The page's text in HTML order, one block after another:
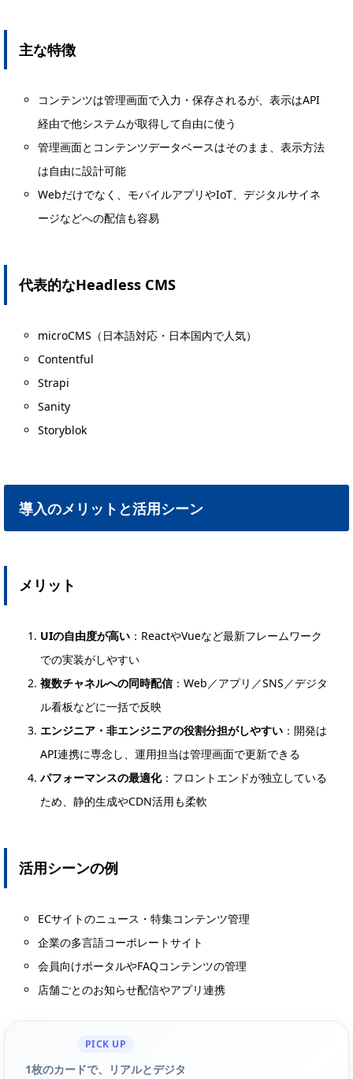
主な特徴
コンテンツは管理画面で入力・保存されるが、表示はAPI
経由で他システムが取得して自由に使う
管理画面とコンテンツデータベースはそのまま、表示方法
は自由に設計可能
Webだけでなく、モバイルアプリやIoT、デジタルサイネ
ージなどへの配信も容易
代表的なHeadless CMS
microCMS（日本語対応・日本国内で人気）
Contentful
Strapi
Sanity
Storyblok
導入のメリットと活用シーン
メリット
UIの自由度が高い ：ReactやVueなど最新フレームワーク
での実装がしやすい
複数チャネルへの同時配信：Web／アプリ／SNS／デジタ
ル看板などに一括で反映
エンジニア・非エンジニアの役割分担がしやすい ：開発は
API連携に専念し、運用担当は管理画面で更新できる
パフォーマンスの最適化：フロントエンドが独立している
ため、静的生成やCDN活用も柔軟
活用シーンの例
ECサイトのニュース・特集コンテンツ管理
企業の多言語コーポレートサイト
会員向けポータルやFAQコンテンツの管理
店舗ごとのお知らせ配信やアプリ連携
PICK UP
1枚のカードで、リアルとデジタ